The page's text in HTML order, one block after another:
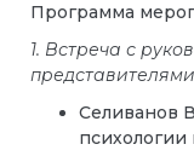
Программа
1. Встреча с
Селиванов
психологии